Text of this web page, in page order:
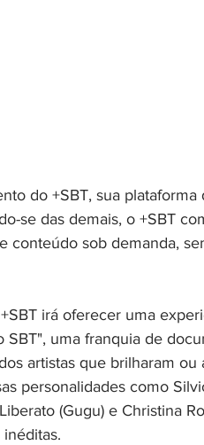
do +SBT, sua
se das demais, o +SBT
conteúdo sob demanda,
irá oferecer uma
SBT", uma franquia de
artistas que brilharam ou
personalidades como
(Gugu) e Christina